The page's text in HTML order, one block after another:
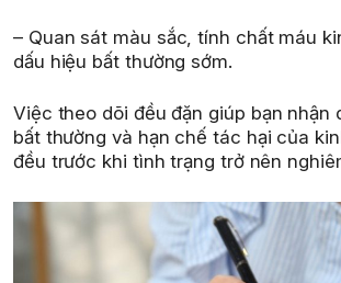
– Quan sát màu sắc, tính chất máu
dấu hiệu bất thường sớm.
Việc theo dõi đều đặn giúp bạn nhận
bất thường và hạn chế tác hại của
đều trước khi tình trạng trở nên